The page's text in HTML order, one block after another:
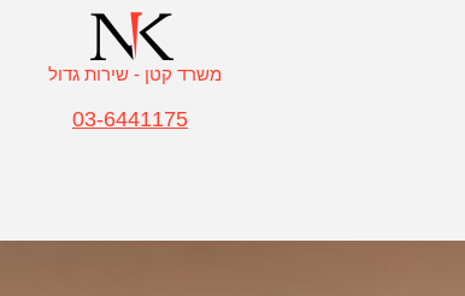
משרד קטן - שירות גדול
03-6441175